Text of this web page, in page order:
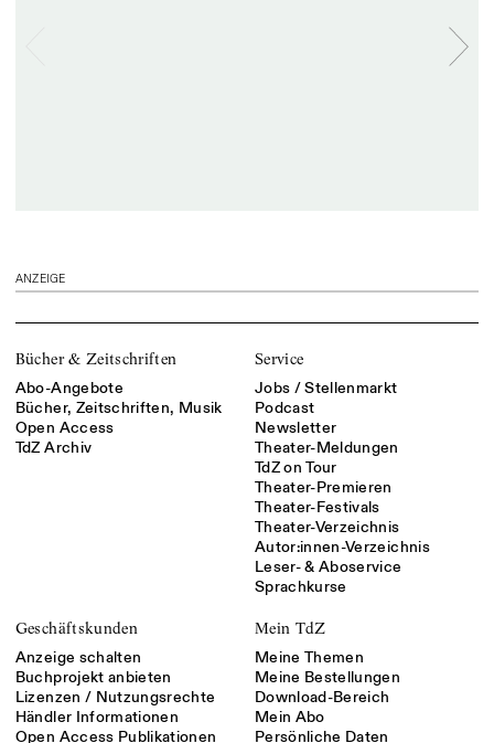
ANZEIGE
Bücher & Zeitschriften
Abo-Angebote
Bücher, Zeitschriften, Musik
Open Access
TdZ Archiv
Service
Jobs / Stellenmarkt
Podcast
Newsletter
Theater-Meldungen
TdZ on Tour
Theater-Premieren
Theater-Festivals
Theater-Verzeichnis
Autor:innen-Verzeichnis
Leser- & Aboservice
Sprachkurse
Geschäftskunden
Anzeige schalten
Buchprojekt anbieten
Lizenzen / Nutzungsrechte
Händler Informationen
Open Access Publikationen
Mein TdZ
Meine Themen
Meine Bestellungen
Download-Bereich
Mein Abo
Persönliche Daten